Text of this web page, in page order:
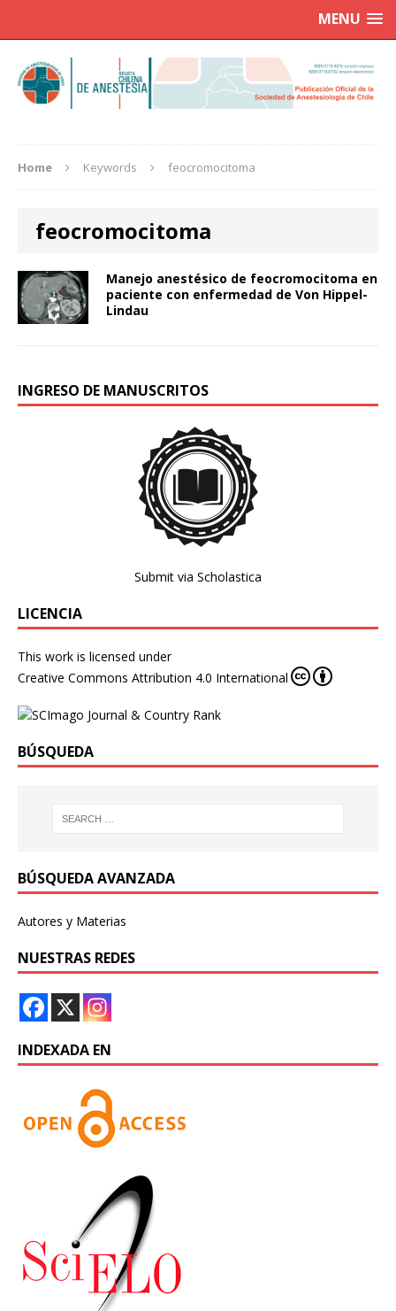
MENU
Home Keywords feocromocitoma
feocromocitoma
Manejo anestésico de feocromocitoma en
paciente con enfermedad de Von Hippel-
Lindau
INGRESO DE MANUSCRITOS
Submit via Scholastica
LICENCIA
This work is licensed under
Creative Commons Attribution 4.0 International
BÚSQUEDA
BÚSQUEDA AVANZADA
Autores y Materias
NUESTRAS REDES
INDEXADA EN